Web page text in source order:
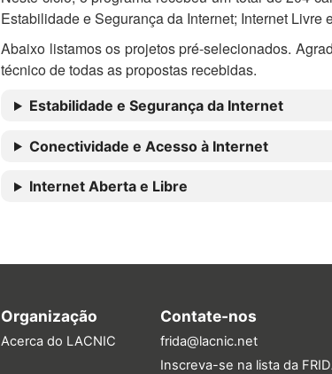
Estabilidade e Segurança da Internet; Internet
Abaixo listamos os projetos pré-selecionados.
técnico de todas as propostas recebidas.
Estabilidade e Segurança da Internet
Conectividade e Acesso à Internet
Internet Aberta e Libre
Organização
Acerca do LACNIC
Contate-nos
frida@lacnic.net
Inscreva-se na lista da